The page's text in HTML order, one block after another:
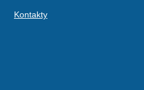
Kontakty